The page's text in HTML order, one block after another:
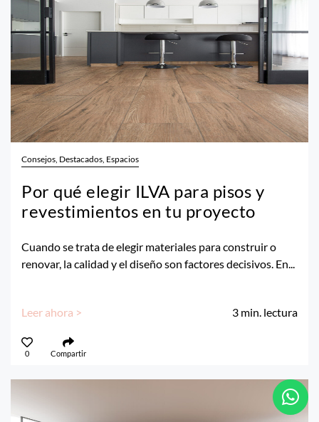
Consejos, Destacados, Espacios
Por qué elegir ILVA para pisos y
revestimientos en tu proyecto
Cuando se trata de elegir materiales para construir o
renovar, la calidad y el diseño son factores decisivos. En...
Leer ahora > 3 min. lectura
0 Compartir